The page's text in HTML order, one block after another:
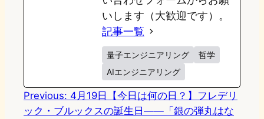
いします（大歓迎です）。
記事一覧
量子エンジニアリング
哲学
AIエンジニアリング
Previous: 4月19日【今日は何の日？】フレデリ
ック・ブルックスの誕生日――「銀の弾丸はな